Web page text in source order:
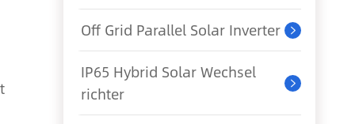
Off Grid Parallel Solar Inverter 
IP65 Hybrid Solar Wechsel
richter
